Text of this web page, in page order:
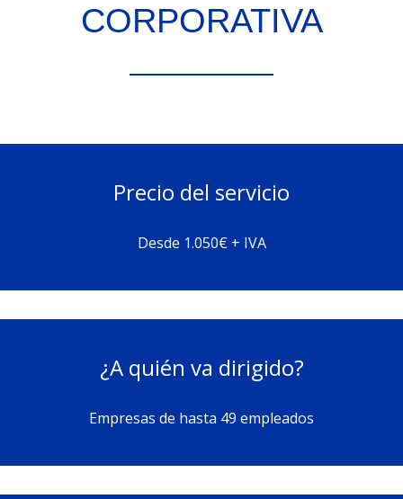
CORPORATIVA
Precio del servicio
Desde 1.050€ + IVA
¿A quién va dirigido?
Empresas de hasta 49 empleados